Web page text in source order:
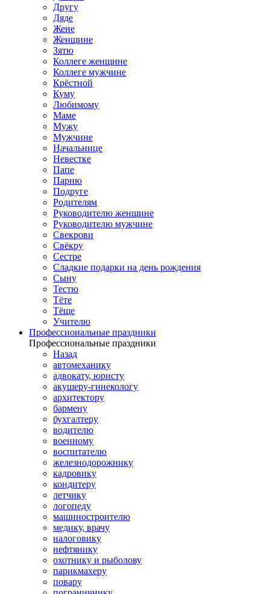
Другу
Дяде
Жене
Женщине
Зятю
Коллеге женщине
Коллеге мужчине
Крёстной
Куму
Любимому
Маме
Мужу
Мужчине
Начальнице
Невестке
Папе
Парню
Подруге
Родителям
Руководителю женщине
Руководителю мужчине
Свекрови
Свёкру
Сестре
Сладкие подарки на день рождения
Сыну
Тестю
Тёте
Тёще
Учителю
Профессиональные праздники
Профессиональные праздники
Назад
автомеханику
адвокату, юристу
акушеру-гинекологу
архитектору
бармену
бухгалтеру
водителю
военному
воспитателю
железнодорожнику
кадровику
кондитеру
летчику
логопеду
машиностроителю
медику, врачу
налоговику
нефтянику
охотнику и рыболову
парикмахеру
повару